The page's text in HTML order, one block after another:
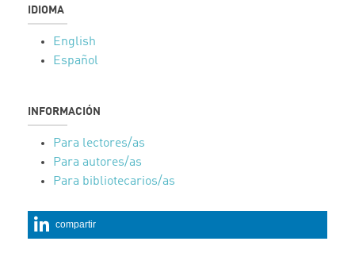
IDIOMA
English
Español
INFORMACIÓN
Para lectores/as
Para autores/as
Para bibliotecarios/as
compartir